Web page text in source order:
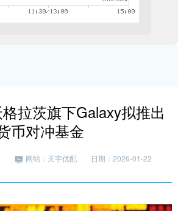
拉茨旗下Galaxy拟推出
币对冲基金
网站：天宇优配
日期：2026-01-22